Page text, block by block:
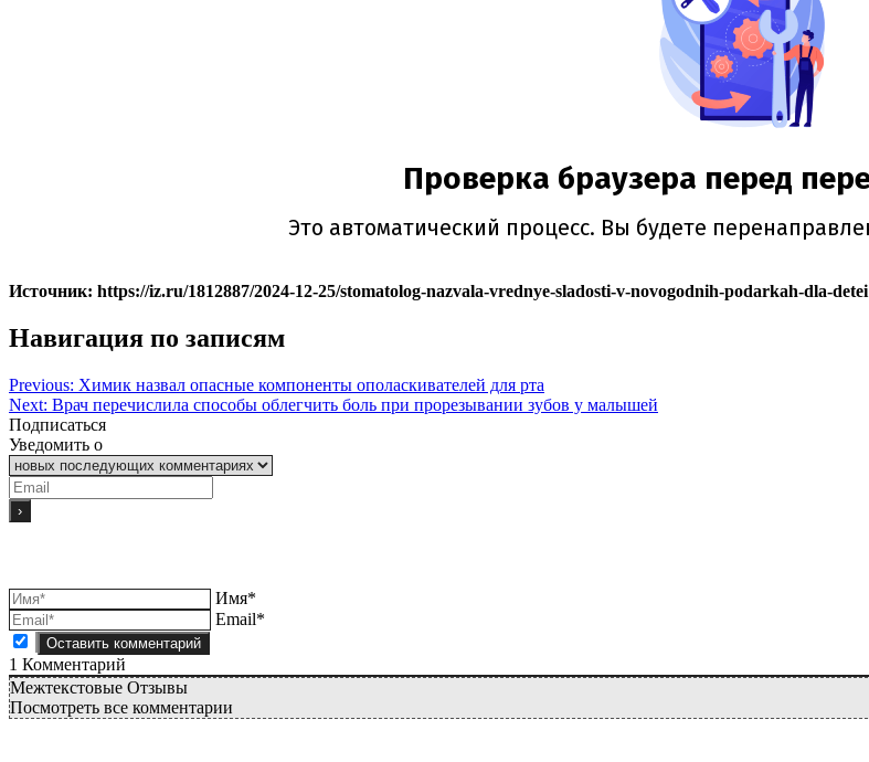
Источник: https://iz.ru/1812887/2024-12-25/stomatolog-nazvala-vrednye-sladosti-v-novogodnih-podarkah-dla-detei
Навигация по записям
Previous: Химик назвал опасные компоненты ополаскивателей для рта
Next: Врач перечислила способы облегчить боль при прорезывании зубов у малышей
Подписаться
Уведомить о
Имя*
Email*
1 Комментарий
Межтекстовые Отзывы
Посмотреть все комментарии